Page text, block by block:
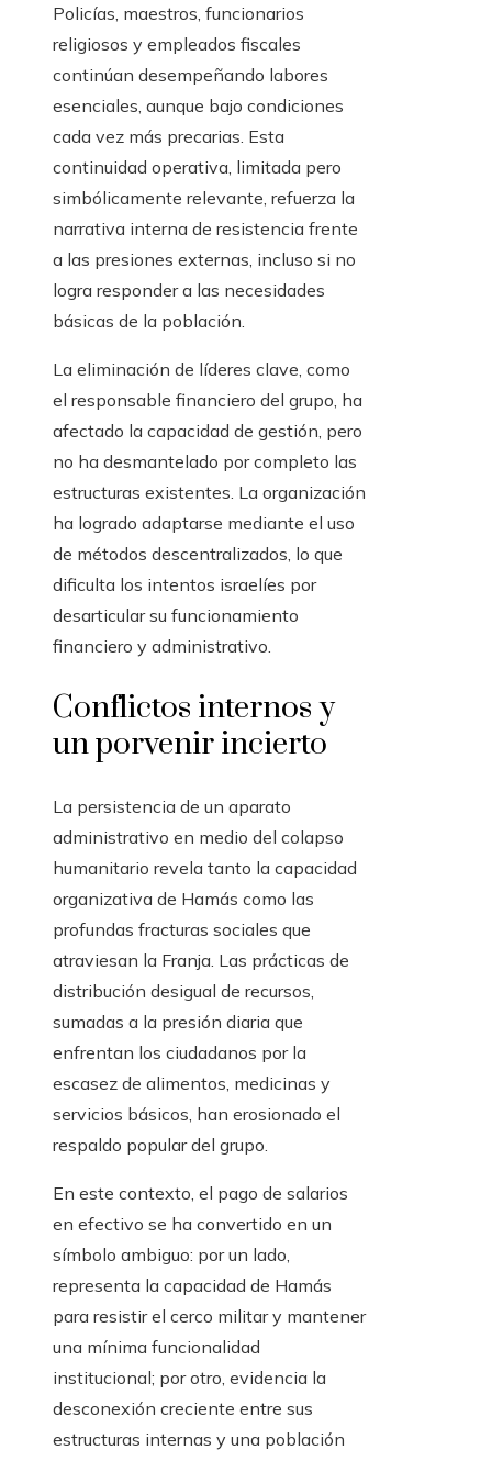
Policías, maestros, funcionarios
religiosos y empleados fiscales
continúan desempeñando labores
esenciales, aunque bajo condiciones
cada vez más precarias. Esta
continuidad operativa, limitada pero
simbólicamente relevante, refuerza la
narrativa interna de resistencia frente
a las presiones externas, incluso si no
logra responder a las necesidades
básicas de la población.
La eliminación de líderes clave, como
el responsable financiero del grupo, ha
afectado la capacidad de gestión, pero
no ha desmantelado por completo las
estructuras existentes. La organización
ha logrado adaptarse mediante el uso
de métodos descentralizados, lo que
dificulta los intentos israelíes por
desarticular su funcionamiento
financiero y administrativo.
Conflictos internos y
un porvenir incierto
La persistencia de un aparato
administrativo en medio del colapso
humanitario revela tanto la capacidad
organizativa de Hamás como las
profundas fracturas sociales que
atraviesan la Franja. Las prácticas de
distribución desigual de recursos,
sumadas a la presión diaria que
enfrentan los ciudadanos por la
escasez de alimentos, medicinas y
servicios básicos, han erosionado el
respaldo popular del grupo.
En este contexto, el pago de salarios
en efectivo se ha convertido en un
símbolo ambiguo: por un lado,
representa la capacidad de Hamás
para resistir el cerco militar y mantener
una mínima funcionalidad
institucional; por otro, evidencia la
desconexión creciente entre sus
estructuras internas y una población